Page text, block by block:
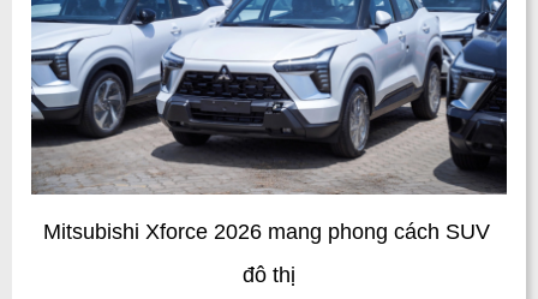
Mitsubishi Xforce 2026 mang phong cách SUV
đô thị